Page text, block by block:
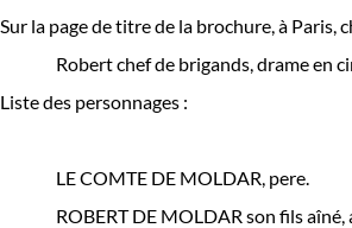
Sur la page de titre de la brochure, à Paris,
Robert chef de brigands, drame en
Liste des personnages :
LE COMTE DE MOLDAR, pere.
ROBERT DE MOLDAR son fils